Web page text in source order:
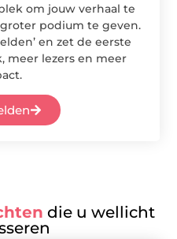
om jouw verhaal te
podium te geven.
en zet de eerste
meer lezers en meer
die u wellicht